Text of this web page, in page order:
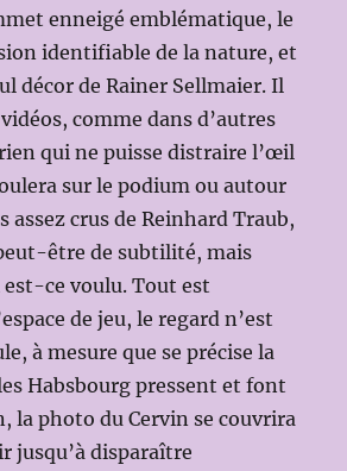
enneigé emblématique, le
identifiable de la nature, et
décor de Rainer Sellmaier. Il
comme dans d’autres
qui ne puisse distraire l’œil
sur le podium ou autour
assez crus de Reinhard Traub,
être de subtilité, mais
ce voulu. Tout est
de jeu, le regard n’est
à mesure que se précise la
Habsbourg pressent et font
la photo du Cervin se couvrira
jusqu’à disparaître